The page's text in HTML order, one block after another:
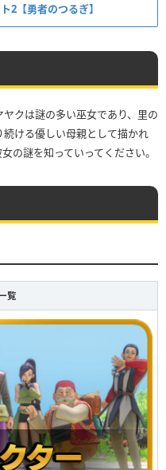
2【勇者のつるぎ】
クは謎の多い巫女であり、里の
ける優しい母親として描かれ
の謎を知っていってください。
覧